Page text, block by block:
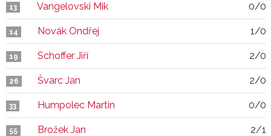
13 Vangelovski Mik 0/0
14 Novák Ondřej 1/0
19 Schoffer Jiří 2/0
26 Švarc Jan 2/0
33 Humpolec Martin 0/0
55 Brožek Jan 2/1